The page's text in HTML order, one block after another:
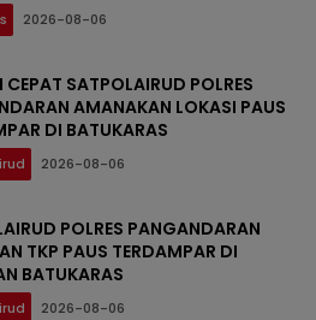
2026-08-06
CEPAT SATPOLAIRUD POLRES
AMANAKAN LOKASI PAUS
DI BATUKARAS
2026-08-06
POLRES PANGANDARAN
TKP PAUS TERDAMPAR DI
BATUKARAS
2026-08-06